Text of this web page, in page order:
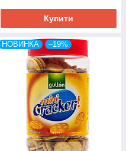
Купити
НОВИНКА –19%